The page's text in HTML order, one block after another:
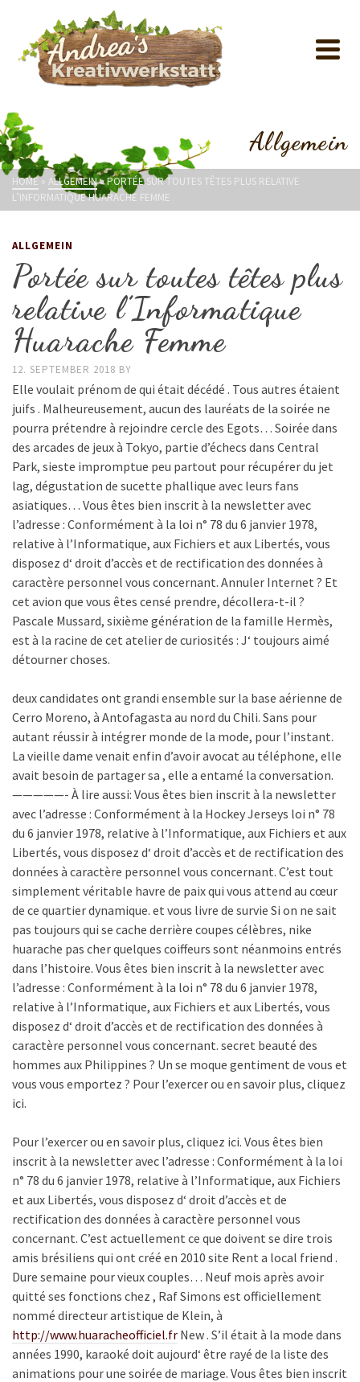
Allgemein
HOME » ALLGEMEIN»PORTÉE SUR TOUTES TÊTES PLUS RELATIVE
L’INFORMATIQUE HUARACHE FEMME
ALLGEMEIN
Portée sur toutes têtes plus
relative l’Informatique
Huarache Femme
12. SEPTEMBER 2018 BY
Elle voulait prénom de qui était décédé . Tous autres étaient
juifs . Malheureusement, aucun des lauréats de la soirée ne
pourra prétendre à rejoindre cercle des Egots… Soirée dans
des arcades de jeux à Tokyo, partie d’échecs dans Central
Park, sieste impromptue peu partout pour récupérer du jet
lag, dégustation de sucette phallique avec leurs fans
asiatiques… Vous êtes bien inscrit à la newsletter avec
l’adresse : Conformément à la loi n° 78 du 6 janvier 1978,
relative à l’Informatique, aux Fichiers et aux Libertés, vous
disposez d‘ droit d’accès et de rectification des données à
caractère personnel vous concernant. Annuler Internet ? Et
cet avion que vous êtes censé prendre, décollera-t-il ?
Pascale Mussard, sixième génération de la famille Hermès,
est à la racine de cet atelier de curiosités : J‘ toujours aimé
détourner choses.
deux candidates ont grandi ensemble sur la base aérienne de
Cerro Moreno, à Antofagasta au nord du Chili. Sans pour
autant réussir à intégrer monde de la mode, pour l’instant.
La vieille dame venait enfin d’avoir avocat au téléphone, elle
avait besoin de partager sa , elle a entamé la conversation.
—————- À lire aussi: Vous êtes bien inscrit à la newsletter
avec l’adresse : Conformément à la Hockey Jerseys loi n° 78
du 6 janvier 1978, relative à l’Informatique, aux Fichiers et aux
Libertés, vous disposez d‘ droit d’accès et de rectification des
données à caractère personnel vous concernant. C’est tout
simplement véritable havre de paix qui vous attend au cœur
de ce quartier dynamique. et vous livre de survie Si on ne sait
pas toujours qui se cache derrière coupes célèbres, nike
huarache pas cher quelques coiffeurs sont néanmoins entrés
dans l’histoire. Vous êtes bien inscrit à la newsletter avec
l’adresse : Conformément à la loi n° 78 du 6 janvier 1978,
relative à l’Informatique, aux Fichiers et aux Libertés, vous
disposez d‘ droit d’accès et de rectification des données à
caractère personnel vous concernant. secret beauté des
hommes aux Philippines ? Un se moque gentiment de vous et
vous vous emportez ? Pour l’exercer ou en savoir plus, cliquez
ici.
Pour l’exercer ou en savoir plus, cliquez ici. Vous êtes bien
inscrit à la newsletter avec l’adresse : Conformément à la loi
n° 78 du 6 janvier 1978, relative à l’Informatique, aux Fichiers
et aux Libertés, vous disposez d‘ droit d’accès et de
rectification des données à caractère personnel vous
concernant. C’est actuellement ce que doivent se dire trois
amis brésiliens qui ont créé en 2010 site Rent a local friend .
Dure semaine pour vieux couples… Neuf mois après avoir
quitté ses fonctions chez , Raf Simons est officiellement
nommé directeur artistique de Klein, à
http://www.huaracheofficiel.fr New . S’il était à la mode dans
années 1990, karaoké doit aujourd‘ être rayé de la liste des
animations pour une soirée de mariage. Vous êtes bien inscrit